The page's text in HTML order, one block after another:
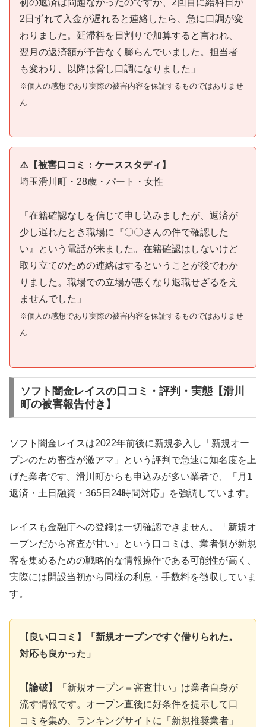
2日ずれて入金が遅れると連絡したら、急に口調が変
わりました。延滞料を日割りで加算すると言われ、
翌月の返済額が予告なく膨らんでいました。担当者
も変わり、以降は脅し口調になりました」
※個人の感想であり実際の被害内容を保証するものではありませ
ん
⚠️【被害口コミ：ケーススタディ】
埼玉滑川町・28歳・パート・女性
「在籍確認なしを信じて申し込みましたが、返済が
少し遅れたとき職場に『〇〇さんの件で確認した
い』という電話が来ました。在籍確認はしないけど
取り立てのための連絡はするということが後でわか
りました。職場での立場が悪くなり退職せざるをえ
ませんでした」
※個人の感想であり実際の被害内容を保証するものではありませ
ん
ソフト闇金レイスの口コミ・評判・実態【滑川
町の被害報告付き】
ソフト闇金レイスは2022年前後に新規参入し「新規オー
プンのため審査が激アマ」という評判で急速に知名度を上
げた業者です。滑川町からも申込みが多い業者で、「月1
返済・土日融資・365日24時間対応」を強調しています。
レイスも金融庁への登録は一切確認できません。「新規オ
ープンだから審査が甘い」という口コミは、業者側が新規
客を集めるための戦略的な情報操作である可能性が高く、
実際には開設当初から同様の利息・手数料を徴収していま
す。
【良い口コミ】「新規オープンですぐ借りられた。
対応も良かった」
【論破】
「新規オープン＝審査甘い」は業者自身が
流す情報です。オープン直後に好条件を提示して口
コミを集め、ランキングサイトに「新規推奨業者」